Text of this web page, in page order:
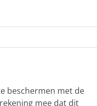
beschermen met de
mee dat dit